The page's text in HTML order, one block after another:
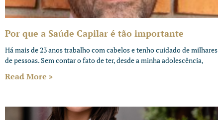
Por que a Saúde Capilar é tão importante
Há mais de 23 anos trabalho com cabelos e tenho cuidado de milhares
de pessoas. Sem contar o fato de ter, desde a minha adolescência,
Read More »